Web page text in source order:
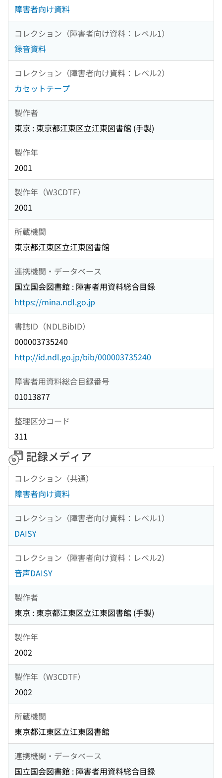
障害者向け資料
コレクション（障害者向け資料：レベル1）
録音資料
コレクション（障害者向け資料：レベル2）
カセットテープ
製作者
東京 : 東京都江東区立江東図書館 (手製)
製作年
2001
製作年（W3CDTF）
2001
所蔵機関
東京都江東区立江東図書館
連携機関・データベース
国立国会図書館 : 障害者用資料総合目録
https://mina.ndl.go.jp
書誌ID（NDLBibID）
000003735240
http://id.ndl.go.jp/bib/000003735240
障害者用資料総合目録番号
01013877
整理区分コード
311
記録メディア
コレクション（共通）
障害者向け資料
コレクション（障害者向け資料：レベル1）
DAISY
コレクション（障害者向け資料：レベル2）
音声DAISY
製作者
東京 : 東京都江東区立江東図書館 (手製)
製作年
2002
製作年（W3CDTF）
2002
所蔵機関
東京都江東区立江東図書館
連携機関・データベース
国立国会図書館 : 障害者用資料総合目録